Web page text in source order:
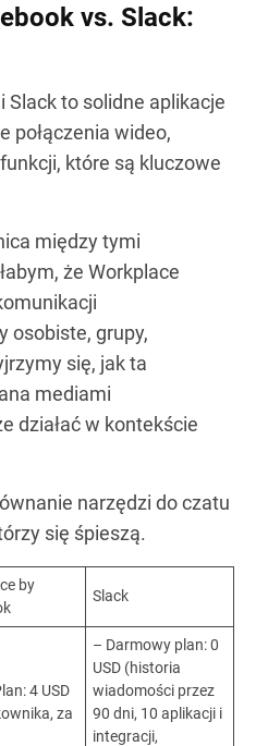
vs. Slack:
Slack to solidne aplikacje
połączenia wideo,
które są kluczowe
między tymi
że Workplace
osobiste, grupy,
się, jak ta
mediami
działać w kontekście
narzędzi do czatu
się śpieszą.
by
Slack
4 USD
za
– Darmowy plan: 0
USD (historia
wiadomości przez
90 dni, 10 aplikacji i
integracji,